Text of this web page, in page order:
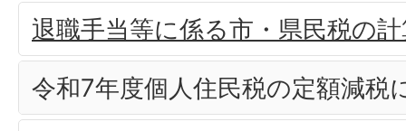
退職手当等に係る市・県民税の
令和7年度個人住民税の定額減税